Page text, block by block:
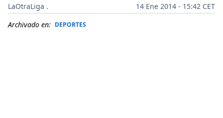
LaOtraLiga .
14 Ene 2014 - 15:42 CET
Archivado en: DEPORTES